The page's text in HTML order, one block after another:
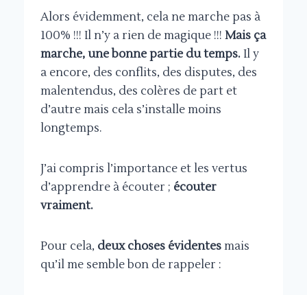
Alors évidemment, cela ne marche pas à
100% !!! Il n’y a rien de magique !!! Mais ça
marche, une bonne partie du temps.Il y
a encore, des conflits, des disputes, des
malentendus, des colères de part et
d’autre mais cela s’installe moins
longtemps.
J’ai compris l’importance et les vertus
d’apprendre à écouter ; écouter
vraiment.
Pour cela, deux choses évidentesmais
qu’il me semble bon de rappeler :